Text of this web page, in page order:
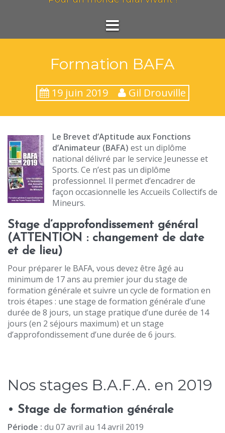
Formation BAFA
19 juin 2019 Gil Drouville
Le Brevet d’Aptitude aux Fonctions
d’Animateur (BAFA) est un diplôme
national délivré par le service Jeunesse et
Sports. Ce n’est pas un diplôme
professionnel. Il permet d’encadrer de
façon occasionnelle les Accueils Collectifs de
Mineurs.
Stage d’approfondissement général
(ATTENTION : changement de date
et de lieu)
Pour préparer le BAFA, vous devez être âgé au
minimum de 17 ans au premier jour du stage de
formation générale et suivre un cycle de formation en
trois étapes : une stage de formation générale d’une
durée de 8 jours, un stage pratique d’une durée de 14
jours (en 2 séjours maximum) et un stage
d’approfondissement d’une durée de 6 jours.
Nos stages B.A.F.A. en 2019
• Stage de formation générale
Période : du 07 avril au 14 avril 2019